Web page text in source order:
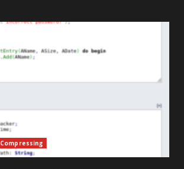
Compressing